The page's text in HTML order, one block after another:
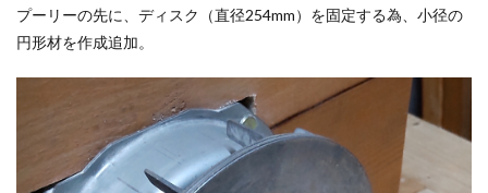
プーリーの先に、ディスク（直径254mm）を固定する為、小径の
円形材を作成追加。